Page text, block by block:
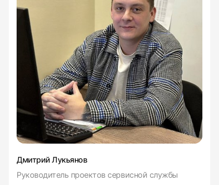
Дмитрий Лукьянов
Руководитель проектов сервисной службы